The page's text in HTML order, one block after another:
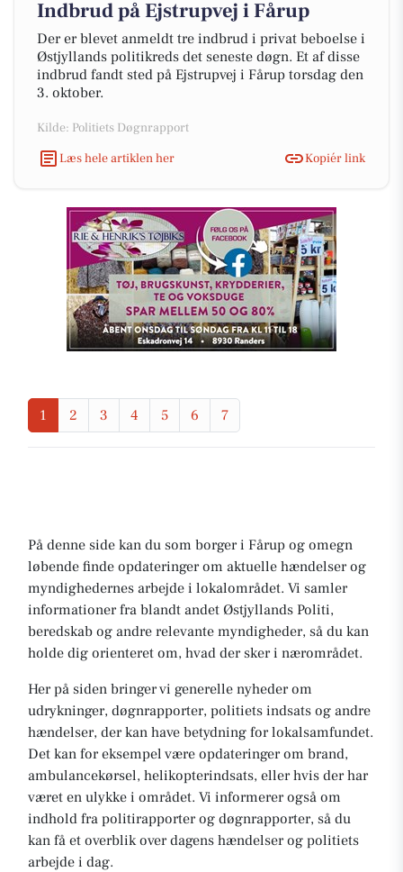
Indbrud på Ejstrupvej i Fårup
Der er blevet anmeldt tre indbrud i privat beboelse i
Østjyllands politikreds det seneste døgn. Et af disse
indbrud fandt sted på Ejstrupvej i Fårup torsdag den
3. oktober.
Kilde: Politiets Døgnrapport
Læs hele artiklen her
Kopiér link
1 2 3 4 5 6 7
På denne side kan du som borger i Fårup og omegn
løbende finde opdateringer om aktuelle hændelser og
myndighedernes arbejde i lokalområdet. Vi samler
informationer fra blandt andet Østjyllands Politi,
beredskab og andre relevante myndigheder, så du kan
holde dig orienteret om, hvad der sker i nærområdet.
Her på siden bringer vi generelle nyheder om
udrykninger, døgnrapporter, politiets indsats og andre
hændelser, der kan have betydning for lokalsamfundet.
Det kan for eksempel være opdateringer om brand,
ambulancekørsel, helikopterindsats, eller hvis der har
været en ulykke i området. Vi informerer også om
indhold fra politirapporter og døgnrapporter, så du
kan få et overblik over dagens hændelser og politiets
arbejde i dag.